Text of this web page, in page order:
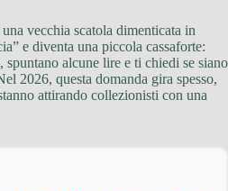
vecchia scatola dimenticata in
e diventa una piccola cassaforte:
alcune lire e ti chiedi se siano
2026, questa domanda gira spesso,
attirando collezionisti con una